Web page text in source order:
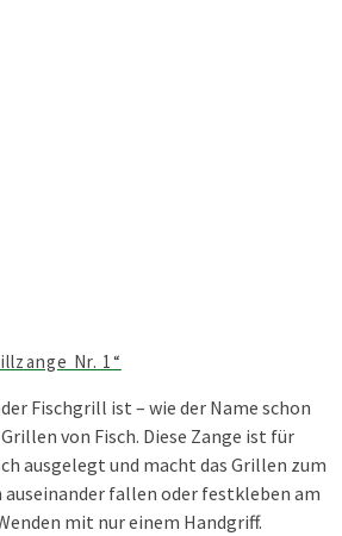
Nr. 1“
Fischgrill ist – wie der Name schon
von Fisch. Diese Zange ist für
ausgelegt und macht das Grillen zum
auseinander fallen oder festkleben am
mit nur einem Handgriff.